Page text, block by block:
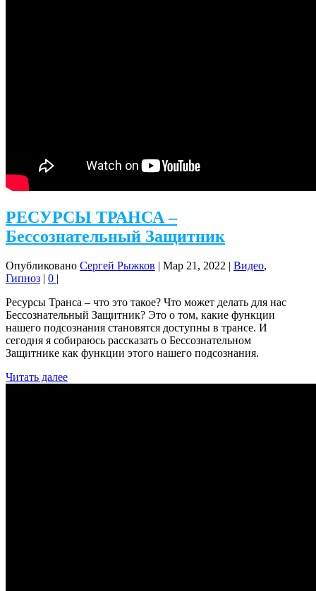
РЕСУРСЫ ТРАНСА –
Бессознательный Защитник
Опубликовано Сергей Рыжков | Мар 21, 2022 | Видео,
Гипноз | 0 |
Ресурсы Транса – что это такое? Что может делать для нас
Бессознательный Защитник? Это о том, какие функции
нашего подсознания становятся доступны в трансе. И
сегодня я собираюсь рассказать о Бессознательном
Защитнике как функции этого нашего подсознания.
Читать далее